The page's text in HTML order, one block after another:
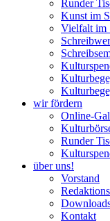
Runder
Kunst im
Vielfalt im
wir fördern
Online-
Runder
über uns!
Vorstand
Kontakt